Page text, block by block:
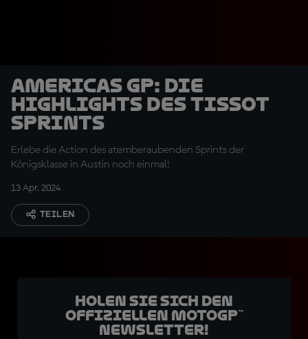
Americas GP: Die
Highlights des Tissot
Sprints
Erlebe die Action des atemberaubenden Sprints der
Königsklasse in Austin noch einmal!
13 Apr. 2024
TEILEN
Holen Sie sich den
offiziellen MotoGP™
Newsletter!